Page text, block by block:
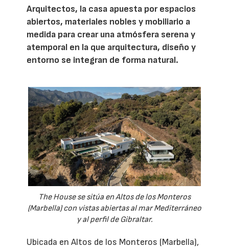
Arquitectos, la casa apuesta por espacios
abiertos, materiales nobles y mobiliario a
medida para crear una atmósfera serena y
atemporal en la que arquitectura, diseño y
entorno se integran de forma natural.
The House se sitúa en Altos de los Monteros
(Marbella) con vistas abiertas al mar Mediterráneo
y al perfil de Gibraltar.
Ubicada en Altos de los Monteros (Marbella),